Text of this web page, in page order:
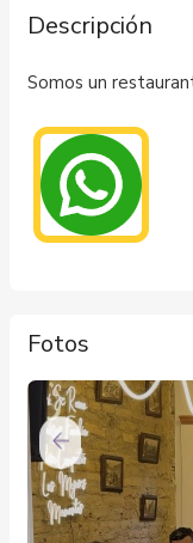
Descripción
Somos un
Fotos